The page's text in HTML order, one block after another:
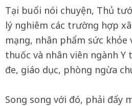
Tại buổi nói chuyện, Thủ
lý nghiêm các trường hợp
mạng, nhân phẩm sức
thuốc và nhân viên ngành Y
đe, giáo dục, phòng ngừa
Song song với đó, phải đẩy